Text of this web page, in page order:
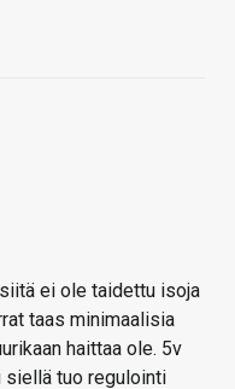
ei ole taidettu isoja
taas minimaalisia
haittaa ole. 5v
siellä tuo regulointi